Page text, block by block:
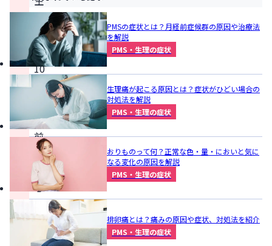
の
3〜
10
ど
前
か
ら
心
や
身
体
PMSの症状とは？月経前症候群の原因や治療法
を解説
PMS・生理の症状
生理痛が起こる原因とは？症状がひどい場合の
対処法を解説
PMS・生理の症状
おりものって何？正常な色・量・においと気に
なる変化の原因を解説
PMS・生理の症状
排卵痛とは？痛みの原因や症状、対処法を紹介
PMS・生理の症状